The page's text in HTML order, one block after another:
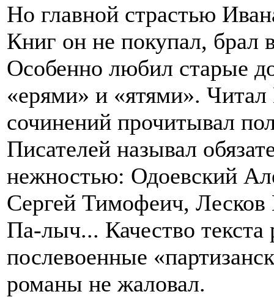
Но главной страстью
Книг он не покупал, брал
Особенно любил старые
«ерями» и «ятями».
сочинений прочитывал
Писателей называл
нежностью: Одоевский
Сергей Тимофеич,
Па-лыч... Качество текста
послевоенные
романы не жаловал.